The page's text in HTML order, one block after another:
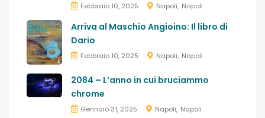
Febbraio 10, 2025 Napoli Napoli
Arriva al Maschio Angioino: Il libro di
Dario
Febbraio 10, 2025 Napoli Napoli
2084 – L’anno in cui bruciammo
chrome
Gennaio 31, 2025 Napoli Napoli